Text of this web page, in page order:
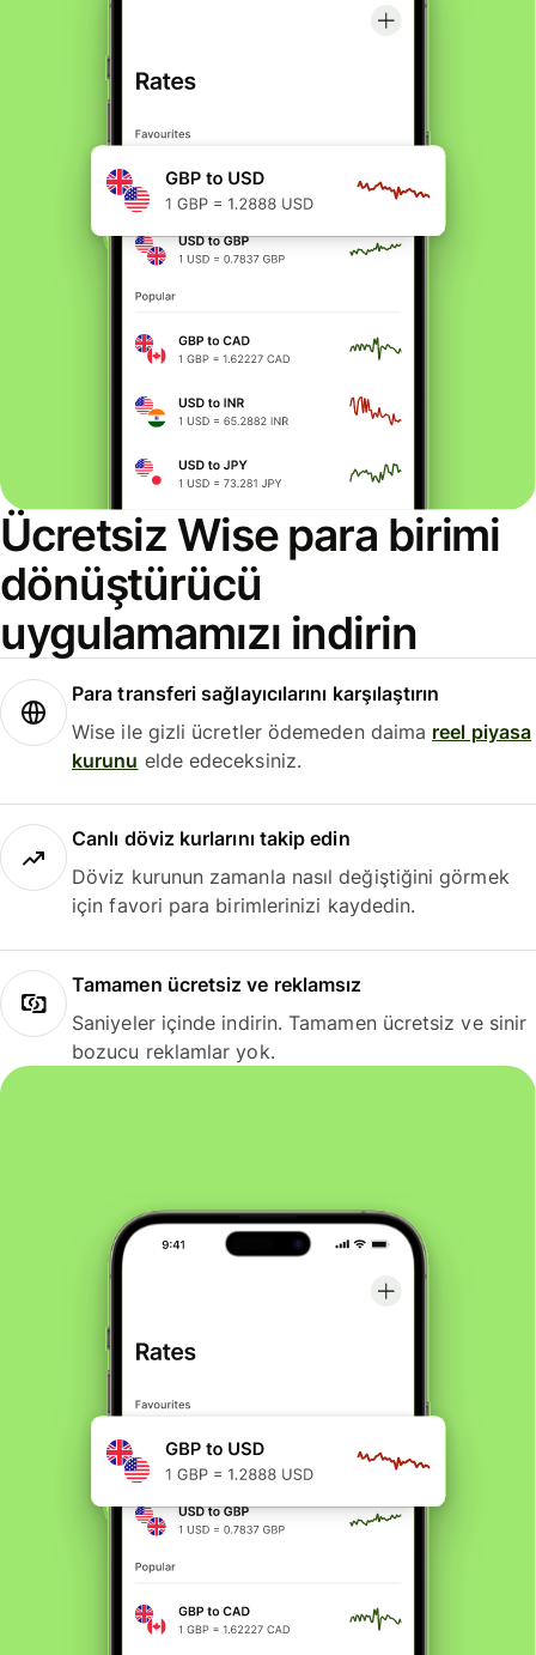
Ücretsiz Wise para birimi
dönüştürücü
uygulamamızı indirin
Para transferi sağlayıcılarını karşılaştırın
Wise ile gizli ücretler ödemeden daima reel piyasa
kurunu elde edeceksiniz.
Canlı döviz kurlarını takip edin
Döviz kurunun zamanla nasıl değiştiğini görmek
için favori para birimlerinizi kaydedin.
Tamamen ücretsiz ve reklamsız
Saniyeler içinde indirin. Tamamen ücretsiz ve sinir
bozucu reklamlar yok.